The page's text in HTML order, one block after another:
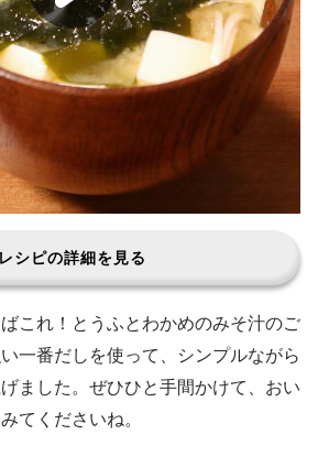
レシピの詳細を見る
これ！とうふとわかめのみそ汁のご
一番だしを使って、シンプルながら
ました。ぜひひと手間かけて、おい
てくださいね。